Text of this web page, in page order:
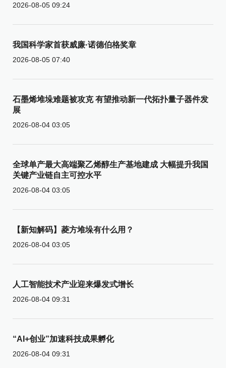
2026-08-05 09:24
我国科学家首获威廉·诺德伯格奖章
2026-08-05 07:40
石墨烯堆垛难题被攻克 有望推动新一代拓扑量子器件发
展
2026-08-04 03:05
全球单产最大高端聚乙烯醇生产基地建成 大幅提升我国
关键产业链自主可控水平
2026-08-04 03:05
【新知解码】菱方堆垛有什么用？
2026-08-04 03:05
人工智能技术产业迎来爆发式增长
2026-08-04 09:31
“AI+创业”加速科技成果孵化
2026-08-04 09:31